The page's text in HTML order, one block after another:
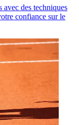
avec des techniques
confiance sur le